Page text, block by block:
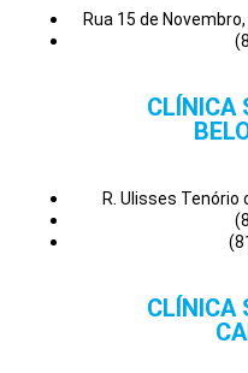
Rua 15 de
CLÍNICA
R. Ulisses Tenório
CLÍNICA